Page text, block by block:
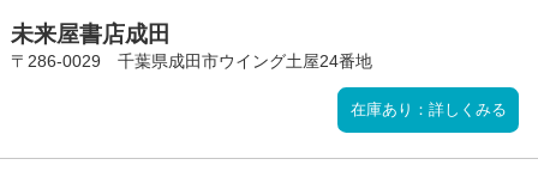
未来屋書店成田
〒286-0029 千葉県成田市ウイング土屋24番地
在庫あり：詳しくみる